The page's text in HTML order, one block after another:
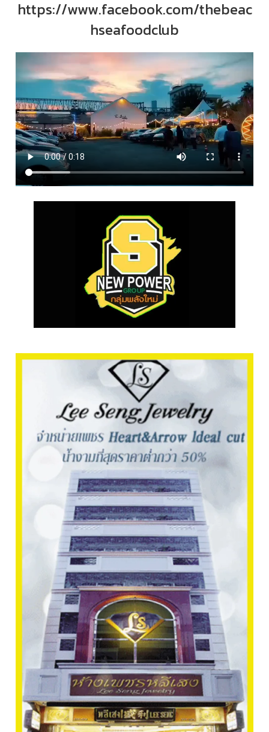
https://www.facebook.com/thebeac
hseafoodclub